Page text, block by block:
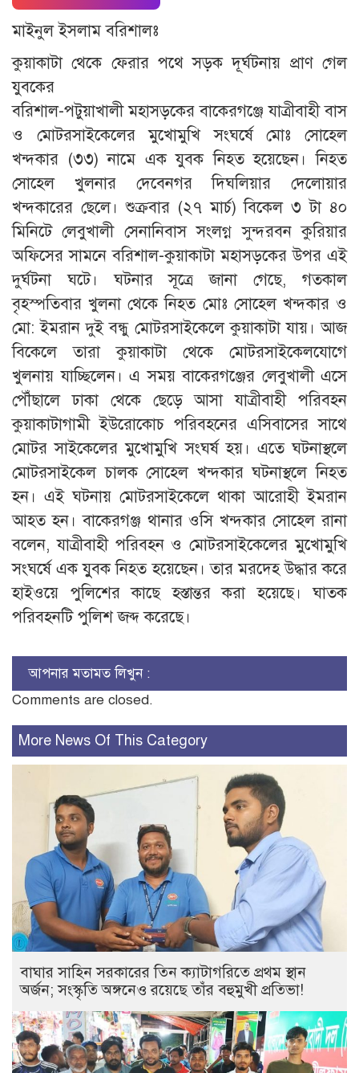
মাইনুল ইসলাম বরিশালঃ
কুয়াকাটা থেকে ফেরার পথে সড়ক দূর্ঘটনায় প্রাণ গেল
যুবকের
বরিশাল-পটুয়াখালী মহাসড়কের বাকেরগঞ্জে যাত্রীবাহী বাস
ও মোটরসাইকেলের মুখোমুখি সংঘর্ষে মোঃ সোহেল
খন্দকার (৩৩) নামে এক যুবক নিহত হয়েছেন। নিহত
সোহেল খুলনার দেবেনগর দিঘলিয়ার দেলোয়ার
খন্দকারের ছেলে। শুক্রবার (২৭ মার্চ) বিকেল ৩ টা ৪০
মিনিটে লেবুখালী সেনানিবাস সংলগ্ন সুন্দরবন কুরিয়ার
অফিসের সামনে বরিশাল-কুয়াকাটা মহাসড়কের উপর এই
দুর্ঘটনা ঘটে। ঘটনার সূত্রে জানা গেছে, গতকাল
বৃহস্পতিবার খুলনা থেকে নিহত মোঃ সোহেল খন্দকার ও
মো: ইমরান দুই বন্ধু মোটরসাইকেলে কুয়াকাটা যায়। আজ
বিকেলে তারা কুয়াকাটা থেকে মোটরসাইকেলযোগে
খুলনায় যাচ্ছিলেন। এ সময় বাকেরগঞ্জের লেবুখালী এসে
পৌঁছালে ঢাকা থেকে ছেড়ে আসা যাত্রীবাহী পরিবহন
কুয়াকাটাগামী ইউরোকোচ পরিবহনের এসিবাসের সাথে
মোটর সাইকেলের মুখোমুখি সংঘর্ষ হয়। এতে ঘটনাস্থলে
মোটরসাইকেল চালক সোহেল খন্দকার ঘটনাস্থলে নিহত
হন। এই ঘটনায় মোটরসাইকেলে থাকা আরোহী ইমরান
আহত হন। বাকেরগঞ্জ থানার ওসি খন্দকার সোহেল রানা
বলেন, যাত্রীবাহী পরিবহন ও মোটরসাইকেলের মুখোমুখি
সংঘর্ষে এক যুুবক নিহত হয়েছেন। তার মরদেহ উদ্ধার করে
হাইওয়ে পুলিশের কাছে হস্তান্তর করা হয়েছে। ঘাতক
পরিবহনটি পুলিশ জব্দ করেছে।
আপনার মতামত লিখুন :
Comments are closed.
More News Of This Category
বাঘার সাহিন সরকারের তিন ক্যাটাগরিতে প্রথম স্থান
অর্জন; সংস্কৃতি অঙ্গনেও রয়েছে তাঁর বহুমুখী প্রতিভা!